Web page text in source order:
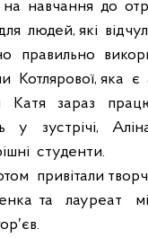
на навчання до
людей, які
правильно
Котлярової, яка є
Катя зараз
у зустрічі,
студенти.
привітали
та лауреат